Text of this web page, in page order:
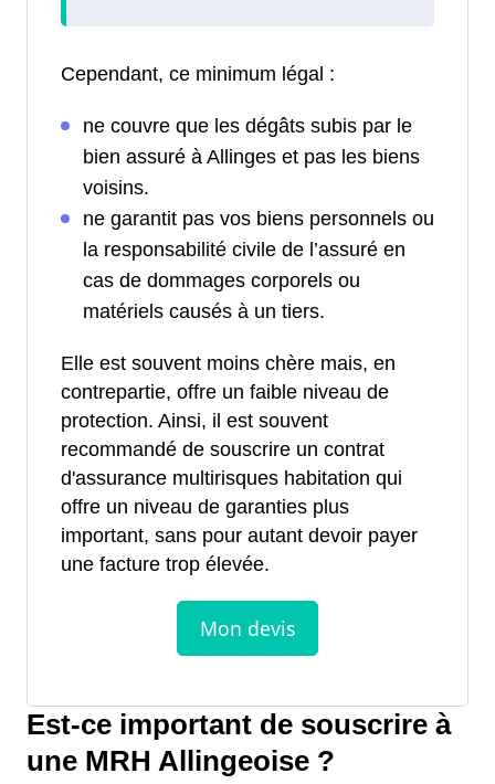
Cependant, ce minimum légal :
ne couvre que les dégâts subis par le
bien assuré à Allinges et pas les biens
voisins.
ne garantit pas vos biens personnels ou
la responsabilité civile de l’assuré en
cas de dommages corporels ou
matériels causés à un tiers.
Elle est souvent moins chère mais, en
contrepartie, offre un faible niveau de
protection. Ainsi, il est souvent
recommandé de souscrire un contrat
d'assurance multirisques habitation qui
offre un niveau de garanties plus
important, sans pour autant devoir payer
une facture trop élevée.
Est-ce important de souscrire à
une MRH Allingeoise ?